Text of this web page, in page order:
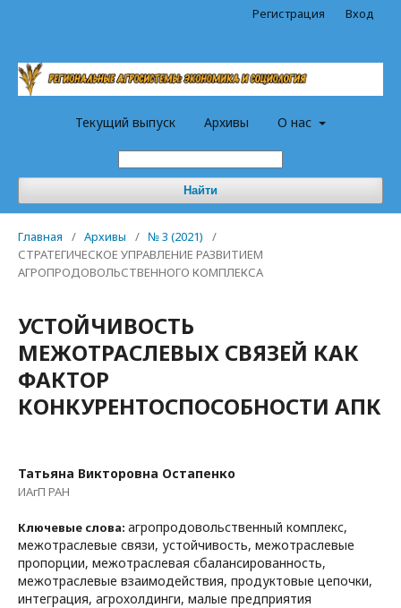
Текущий выпуск Архивы О нас
Найти
Регистрация Вход
Главная / Архивы / № 3 (2021)
/
СТРАТЕГИЧЕСКОЕ УПРАВЛЕНИЕ РАЗВИТИЕМ
АГРОПРОДОВОЛЬСТВЕННОГО КОМПЛЕКСА
УСТОЙЧИВОСТЬ
МЕЖОТРАСЛЕВЫХ СВЯЗЕЙ КАК
ФАКТОР
КОНКУРЕНТОСПОСОБНОСТИ АПК
Татьяна Викторовна Остапенко
ИАгП РАН
Ключевые слова: агропродовольственный комплекс,
межотраслевые связи, устойчивость, межотраслевые
пропорции, межотраслевая сбалансированность,
межотраслевые взаимодействия, продуктовые цепочки,
интеграция, агрохолдинги, малые предприятия